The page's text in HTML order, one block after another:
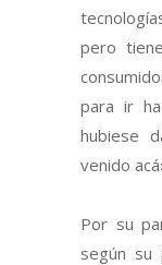
pero
para ir
hubiese
venido
Por su
según su